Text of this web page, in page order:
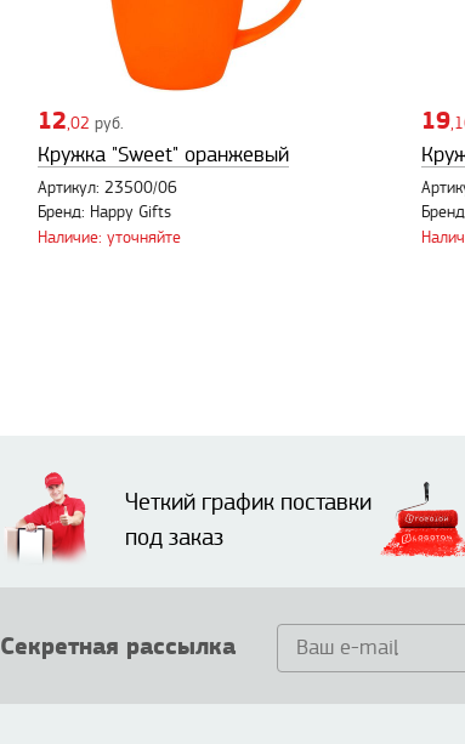
12,02 руб.
Кружка "Sweet" оранжевый
Артикул: 23500/06
Бренд: Happy Gifts
Наличие: уточняйте
19
Четкий график поставки
под заказ
Секретная рассылка